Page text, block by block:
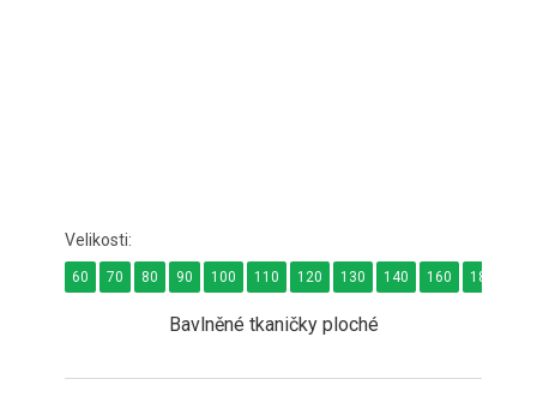
Bavlněné tkaničky ploché
60 70 80 90 100 110 120 130 140 160 180